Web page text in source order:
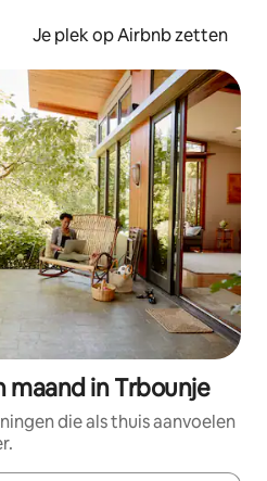
Je plek op Airbnb zetten
maand in Trbounje
die als thuis aanvoelen